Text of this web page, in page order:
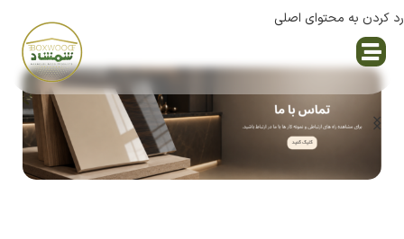
رد کردن به محتوای اصلی